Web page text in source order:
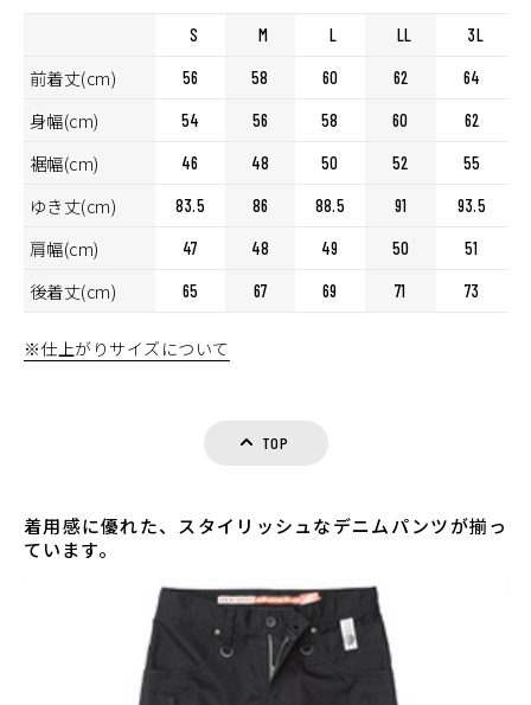
S M L LL 3L
前着丈(cm) 56 58 60 62 64
身幅(cm) 54 56 58 60 62
裾幅(cm) 46 48 50 52 55
ゆき丈(cm) 83.5 86 88.5 91 93.5
肩幅(cm) 47 48 49 50 51
後着丈(cm) 65 67 69 71 73
※仕上がりサイズについて
TOP
着用感に優れた、スタイリッシュなデニムパンツが揃っ
ています。